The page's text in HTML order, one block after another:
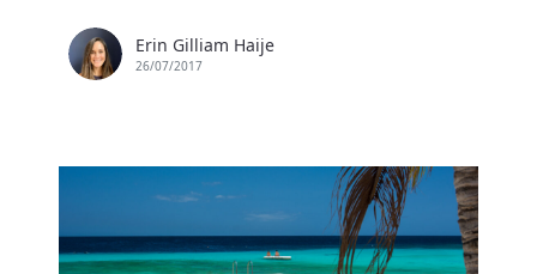
Erin Gilliam Haije
26/07/2017